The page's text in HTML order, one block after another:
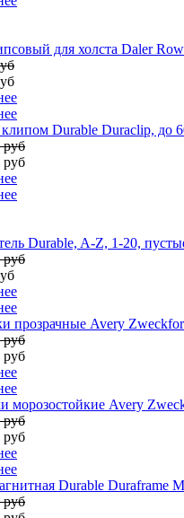
для холста Daler
Durable Duraclip, до
руб
руб
Durable, A-Z, 1-20,
руб
прозрачные Avery
руб
руб
морозостойкие Avery
руб
руб
Durable Duraframe
руб